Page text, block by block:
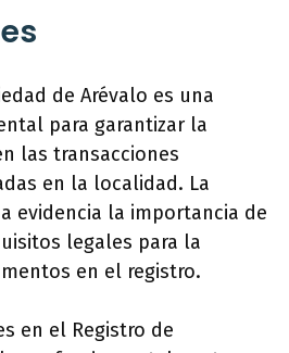
de Arévalo es una
para garantizar la
las transacciones
en la localidad. La
evidencia la importancia de
legales para la
en el registro.
en el Registro de